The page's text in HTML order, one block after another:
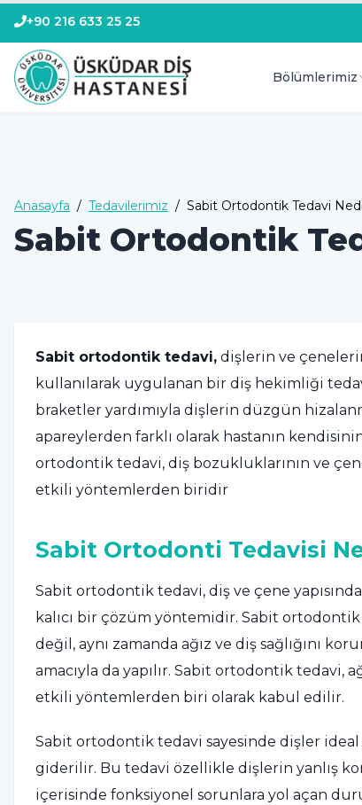
+90 216 633 25 25
Bölümlerimiz
Anasayfa / Tedavilerimiz / Sabit Ortodontik Tedavi
Sabit Ortodontik
Sabit ortodontik tedavi, dişlerin ve
kullanılarak uygulanan bir diş hekimliği
braketler yardımıyla dişlerin düzgün
apareylerden farklı olarak hastanın
ortodontik tedavi, diş bozukluklarının ve
etkili yöntemlerden biridir
Sabit Ortodonti Tedavisi
Sabit ortodontik tedavi, diş ve çene
kalıcı bir çözüm yöntemidir. Sabit
değil, aynı zamanda ağız ve diş sağlığını
amacıyla da yapılır. Sabit ortodontik tedavi,
etkili yöntemlerden biri olarak kabul edilir.
Sabit ortodontik tedavi sayesinde dişler ideal
giderilir. Bu tedavi özellikle dişlerin yanlış
içerisinde fonksiyonel sorunlara yol açan